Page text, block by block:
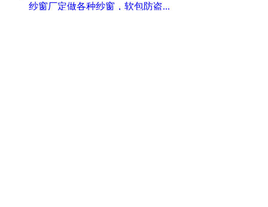
纱窗厂定做各种纱窗，软包防盗...